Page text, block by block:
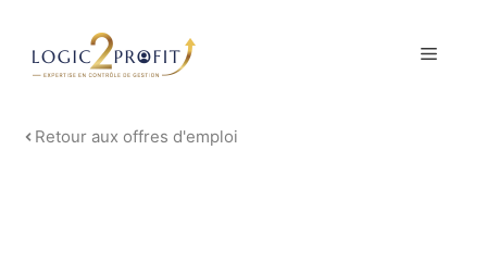
contenu
MENU
Retour aux offres d'emploi